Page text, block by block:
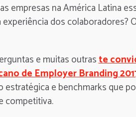
empresas na América Latina
dos
e muitas outraste
de Employer Branding
estratégica e benchmarks que
competitiva.